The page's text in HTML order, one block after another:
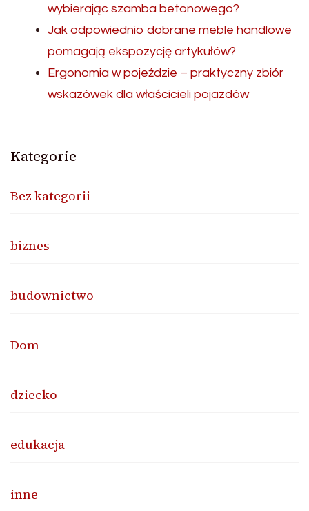
wybierając szamba betonowego?
Jak odpowiednio dobrane meble handlowe
pomagają ekspozycję artykułów?
Ergonomia w pojeździe – praktyczny zbiór
wskazówek dla właścicieli pojazdów
Kategorie
Bez kategorii
biznes
budownictwo
Dom
dziecko
edukacja
inne